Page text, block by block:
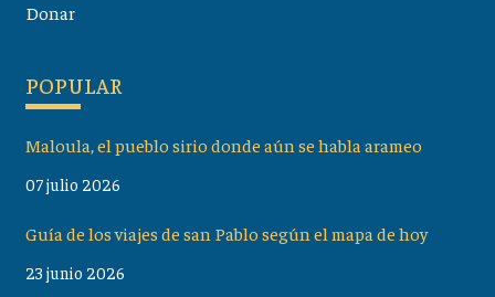
Donar
POPULAR
Maloula, el pueblo sirio donde aún se habla arameo
07 julio 2026
Guía de los viajes de san Pablo según el mapa de hoy
23 junio 2026